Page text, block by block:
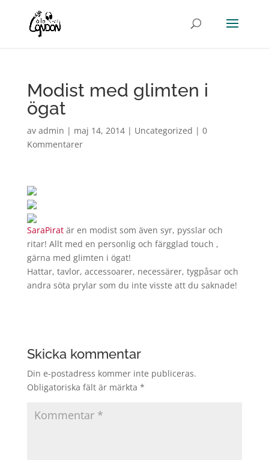
Modist med glimten i
ögat
av admin | maj 14, 2014| Uncategorized | 0
Kommentarer
SaraPirat är en modist som även syr, pysslar och
ritar! Allt med en personlig och färgglad touch ,
gärna med glimten i ögat!
Hattar, tavlor, accessoarer, necessärer, tygpåsar och
andra söta prylar som du inte visste att du saknade!
Skicka kommentar
Din e-postadress kommer inte publiceras.
Obligatoriska fält är märkta *